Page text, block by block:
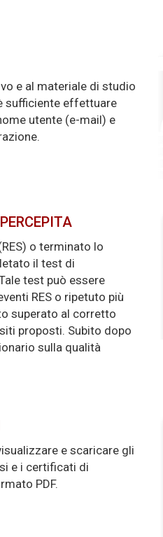
e al materiale di studio
sufficiente effettuare
utente (e-mail) e
o terminato lo
il test di
test può essere
RES o ripetuto più
superato al corretto
proposti. Subito dopo
sulla qualità
e scaricare gli
e i certificati di
PDF.